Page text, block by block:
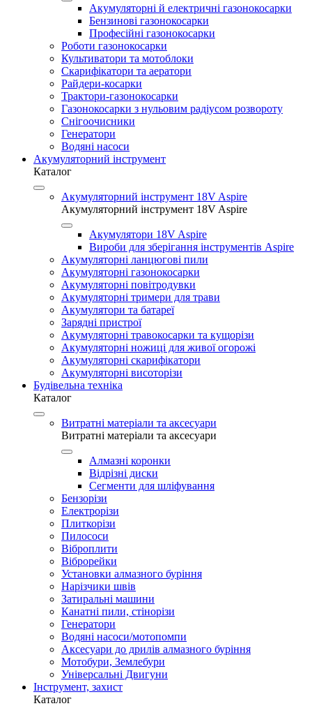
Акумуляторні й електричні газонокосарки
Бензинові газонокосарки
Професійні газонокосарки
Роботи газонокосарки
Культиватори та мотоблоки
Скарифікатори та аератори
Райдери-косарки
Трактори-газонокосарки
Газонокосарки з нульовим радіусом розвороту
Снігоочисники
Генератори
Водяні насоси
Акумуляторний інструмент
Каталог
Акумуляторний інструмент 18V Aspire
Акумуляторний інструмент 18V Aspire
Акумулятори 18V Aspire
Вироби для зберігання інструментів Aspire
Акумуляторні ланцюгові пили
Акумуляторні газонокосарки
Акумуляторні повітродувки
Акумуляторні тримери для трави
Акумулятори та батареї
Зарядні пристрої
Акумуляторні травокосарки та кущорізи
Акумуляторні ножиці для живої огорожі
Акумуляторні скарифікатори
Акумуляторні висоторізи
Будівельна техніка
Каталог
Витратні матеріали та аксесуари
Витратні матеріали та аксесуари
Алмазні коронки
Відрізні диски
Сегменти для шліфування
Бензорізи
Електрорізи
Плиткорізи
Пилососи
Віброплити
Віброрейки
Установки алмазного буріння
Нарізчики швів
Затиральні машини
Канатні пили, стінорізи
Генератори
Водяні насоси/мотопомпи
Аксесуари до дрилів алмазного буріння
Мотобури, Землебури
Універсальні Двигуни
Інструмент, захист
Каталог